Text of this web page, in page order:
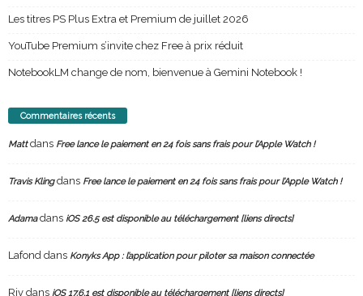
Les titres PS Plus Extra et Premium de juillet 2026
YouTube Premium s’invite chez Free à prix réduit
NotebookLM change de nom, bienvenue à Gemini Notebook !
Commentaires récents
Mattdans Free lance le paiement en 24 fois sans frais pour l’Apple Watch !
Travis Klingdans Free lance le paiement en 24 fois sans frais pour l’Apple Watch !
Adamadans iOS 26.5 est disponible au téléchargement [liens directs]
Lafond dans Konyks App : l’application pour piloter sa maison connectée
Riv dans iOS 17.6.1 est disponible au téléchargement [liens directs]